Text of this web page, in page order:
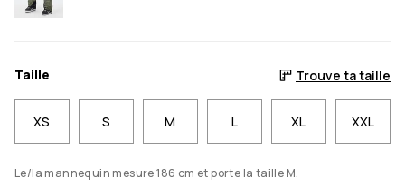
Taille Trouve ta taille
XS S M L XL XXL
Le/la mannequin mesure 186 cm et porte la taille M.